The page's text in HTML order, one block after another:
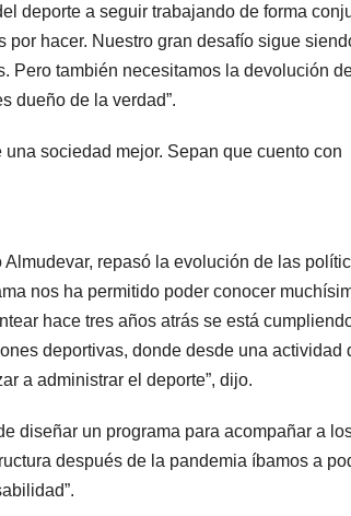
deporte a seguir trabajando de forma
por hacer. Nuestro gran desafío sigue
Pero también necesitamos la devolución
dueño de la verdad”.
sociedad mejor. Sepan que cuento con
repasó la evolución de las
nos ha permitido poder conocer
hace tres años atrás se está
deportivas, donde desde una actividad
a administrar el deporte”, dijo.
diseñar un programa para acompañar a
después de la pandemia íbamos a